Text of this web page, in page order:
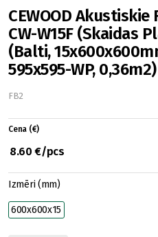
CEWOOD
CW-W15F (Skaidas
(Balti,
595x595-WP, 0,36m2)
FB2
Cena (€)
8.60 €/pcs
Izmēri (mm)
600x600x15